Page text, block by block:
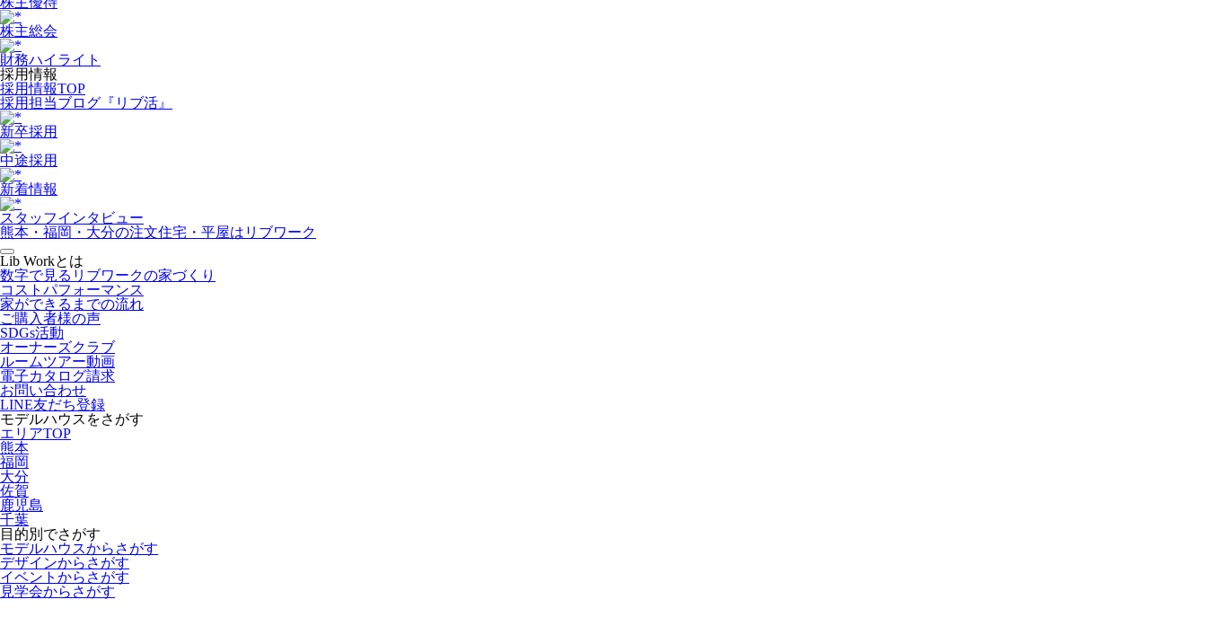
株主総会
財務ハイライト
採用情報
採用情報TOP
採用担当ブログ『リブ活』
新卒採用
中途採用
新着情報
スタッフインタビュー
熊本・福岡・大分の注文住宅・平屋はリブワーク
Lib Workとは
数字で見るリブワークの家づくり
コストパフォーマンス
家ができるまでの流れ
ご購入者様の声
SDGs活動
オーナーズクラブ
ルームツアー動画
電子カタログ請求
お問い合わせ
LINE友だち登録
モデルハウスをさがす
エリアTOP
熊本
福岡
大分
佐賀
鹿児島
千葉
目的別でさがす
モデルハウスからさがす
デザインからさがす
イベントからさがす
見学会からさがす